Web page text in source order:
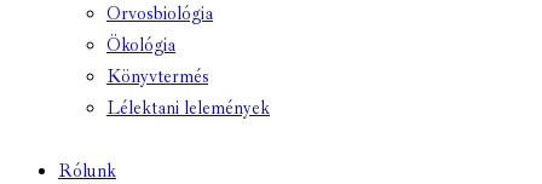
Orvosbiológia
Ökológia
Könyvtermés
Lélektani lelemények
Rólunk